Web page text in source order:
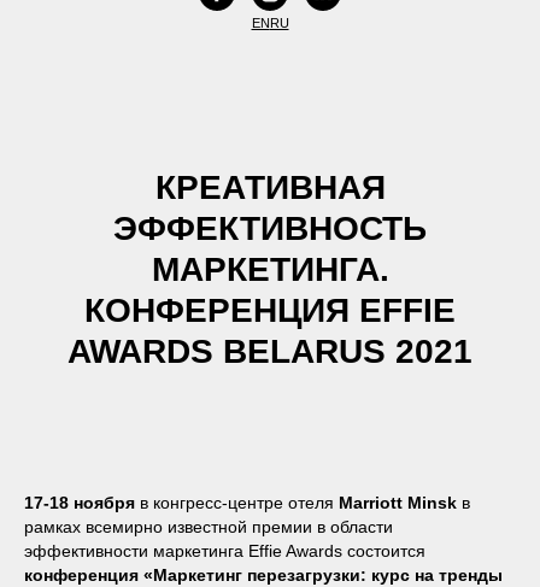
ENRU
КРЕАТИВНАЯ
ЭФФЕКТИВНОСТЬ
МАРКЕТИНГА.
КОНФЕРЕНЦИЯ EFFIE
AWARDS BELARUS 2021
17-18 ноября в конгресс-центре отеля Marriott Minsk в
рамках всемирно известной премии в области
эффективности маркетинга Effie Awards состоится
конференция «Маркетинг перезагрузки: курс на тренды